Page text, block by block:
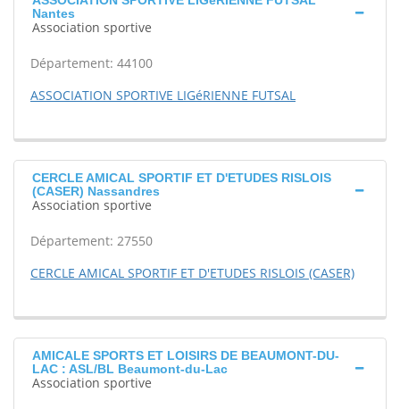
Nantes
Association sportive
Département: 44100
ASSOCIATION SPORTIVE LIGéRIENNE FUTSAL
CERCLE AMICAL SPORTIF ET D'ETUDES RISLOIS
(CASER) Nassandres
Association sportive
Département: 27550
CERCLE AMICAL SPORTIF ET D'ETUDES RISLOIS (CASER)
AMICALE SPORTS ET LOISIRS DE BEAUMONT-DU-
LAC : ASL/BL Beaumont-du-Lac
Association sportive